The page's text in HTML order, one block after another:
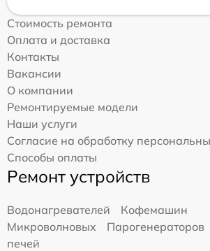
Стоимость ремонта
Оплата и доставка
Контакты
Вакансии
О компании
Ремонтируемые модели
Наши услуги
Согласие на обработку
Способы оплаты
Ремонт устройств
Водонагревателей
Кофемашин
Микроволновых
печей
Парогенераторов